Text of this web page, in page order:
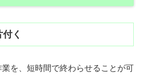
く
を、短時間で終わらせることが可